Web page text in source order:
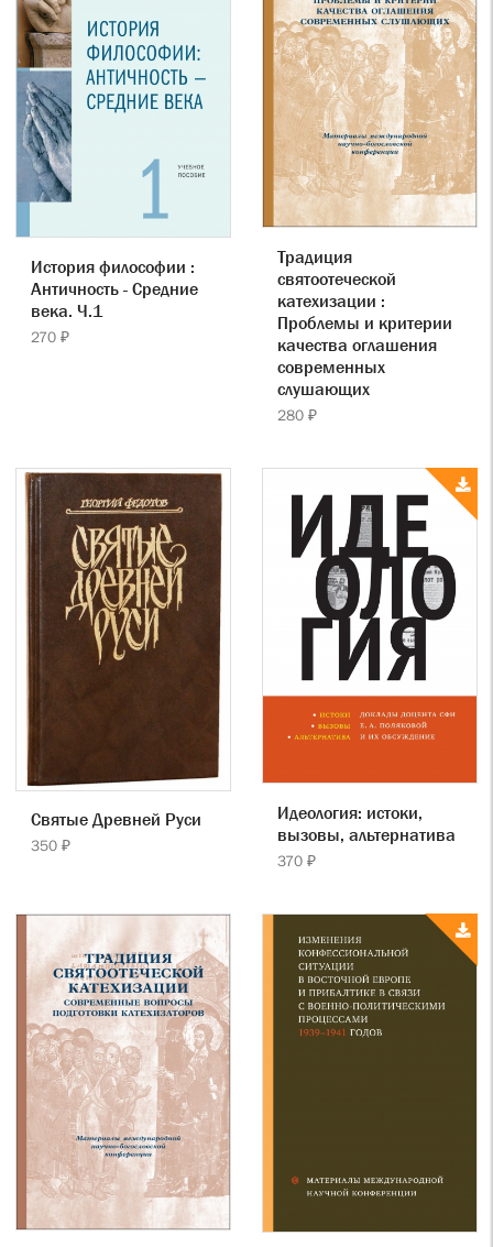
История философии :
Античность - Средние
века. Ч.1
270 ₽
Традиция
святоотеческой
катехизации :
Проблемы и критерии
качества оглашения
современных
слушающих
280 ₽
Святые Древней Руси
350 ₽
Идеология: истоки,
вызовы, альтернатива
370 ₽